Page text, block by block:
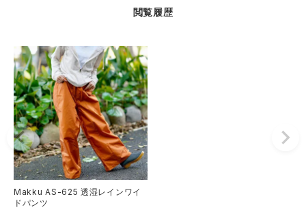
閲覧履歴
Makku AS-625 透湿レインワイ
ドパンツ